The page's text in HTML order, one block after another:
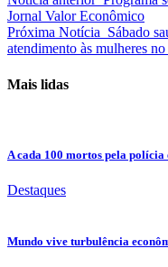
Jornal Valor Econômico
Próxima Notícia Sábado
atendimento às mulheres
Mais lidas
A cada 100 mortos pela polícia
Destaques
Mundo vive turbulência